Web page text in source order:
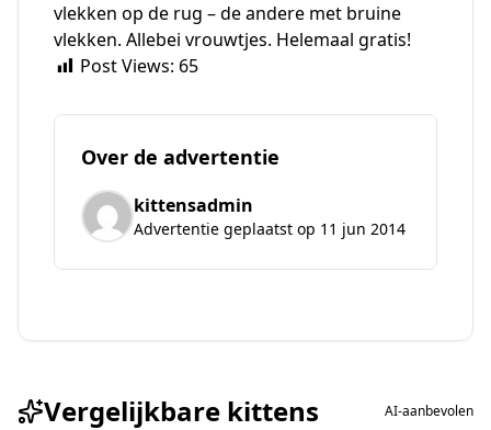
vlekken op de rug – de andere met bruine
vlekken. Allebei vrouwtjes. Helemaal gratis!
Post Views: 65
Over de advertentie
kittensadmin
Advertentie geplaatst op 11 jun 2014
Vergelijkbare kittens AI-aanbevolen